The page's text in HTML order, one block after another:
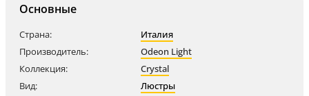
Основные
Страна:
Италия
Производитель:
Odeon Light
Коллекция:
Crystal
Вид:
Люстры